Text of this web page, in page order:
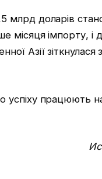
млрд доларів
місяця імпорту, і
Азії зіткнулася
успіху працюють